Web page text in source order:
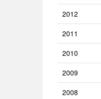
2012
2011
2010
2009
2008